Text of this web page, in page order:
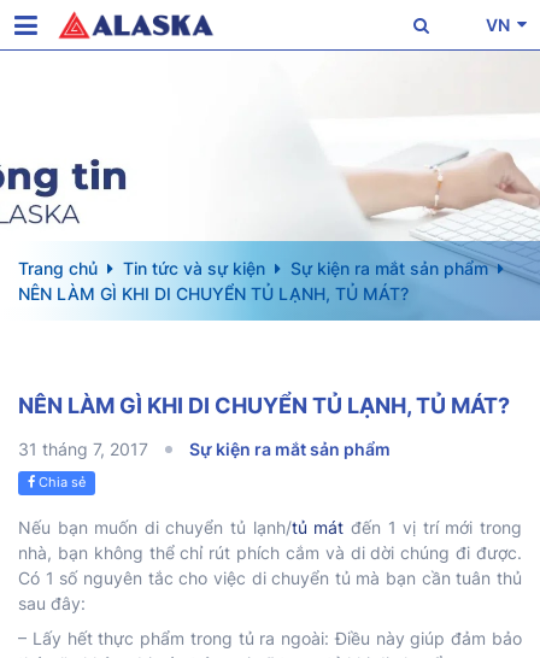
VN
Trang chủ Tin tức và sự kiện
Sự kiện ra mắt sản phẩm
NÊN LÀM GÌ KHI DI CHUYỂN TỦ LẠNH, TỦ MÁT?
NÊN LÀM GÌ KHI DI CHUYỂN TỦ LẠNH, TỦ MÁT?
31 tháng 7, 2017 Sự kiện ra mắt sản phẩm
Chia sẻ
Nếu bạn muốn di chuyển tủ lạnh/tủ mát đến 1 vị trí mới trong
nhà, bạn không thể chỉ rút phích cắm và di dời chúng đi được.
Có 1 số nguyên tắc cho việc di chuyển tủ mà bạn cần tuân thủ
sau đây:
– Lấy hết thực phẩm trong tủ ra ngoài: Điều này giúp đảm bảo